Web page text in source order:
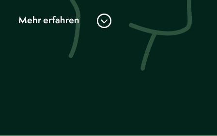
Mehr erfahren